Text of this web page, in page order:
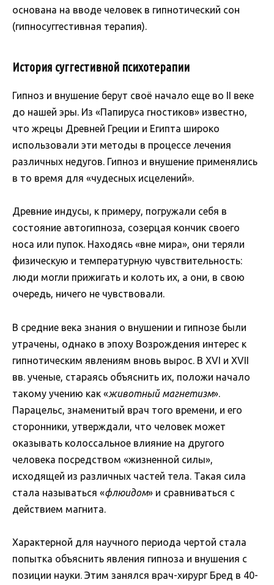
основана на вводе человек в гипнотический сон
(гипносуггестивная терапия).
История суггестивной психотерапии
Гипноз и внушение берут своё начало еще во II веке
до нашей эры. Из «Папируса гностиков» известно,
что жрецы Древней Греции и Египта широко
использовали эти методы в процессе лечения
различных недугов. Гипноз и внушение применялись
в то время для «чудесных исцелений».
Древние индусы, к примеру, погружали себя в
состояние автогипноза, созерцая кончик своего
носа или пупок. Находясь «вне мира», они теряли
физическую и температурную чувствительность:
люди могли прижигать и колоть их, а они, в свою
очередь, ничего не чувствовали.
В средние века знания о внушении и гипнозе были
утрачены, однако в эпоху Возрождения интерес к
гипнотическим явлениям вновь вырос. В XVI и XVII
вв. ученые, стараясь объяснить их, положи начало
такому учению как «животный магнетизм».
Парацельс, знаменитый врач того времени, и его
сторонники, утверждали, что человек может
оказывать колоссальное влияние на другого
человека посредством «жизненной силы»,
исходящей из различных частей тела. Такая сила
стала называться «флюидом» и сравниваться с
действием магнита.
Характерной для научного периода чертой стала
попытка объяснить явления гипноза и внушения с
позиции науки. Этим занялся врач-хирург Бред в 40-